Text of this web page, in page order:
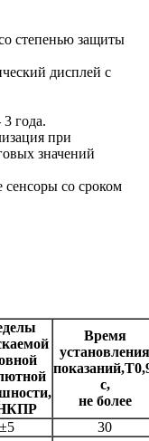
степенью защиты
дисплей с
года.
при
значений
со сроком
Время
установления
с,
не более
±5
30